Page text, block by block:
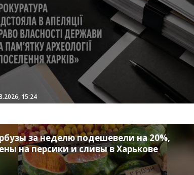
15:24
за неделю подешевели на 20%,
на персики и сливы в Харькове